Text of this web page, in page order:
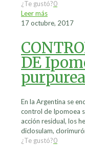
¿Te gustó?0
Leer más
17 octubre, 2017
DE
En la Argentina se
control de Ipomoea
acción residual, los
diclosulam,
¿Te gustó?0